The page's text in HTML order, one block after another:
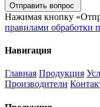
Отправить вопрос
Нажимая кнопку
правилами обработки
Навигация
Главная Продукция
Производители